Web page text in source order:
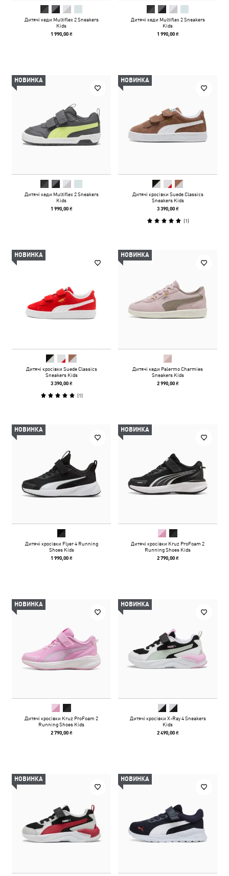
Дитячі кеди Multiflex 2 Sneakers
Kids
1 990,00 ₴
Дитячі кеди Multiflex 2 Sneakers
Kids
1 990,00 ₴
НОВИНКА
Дитячі кеди Multiflex 2 Sneakers
Kids
1 990,00 ₴
НОВИНКА
Дитячі кросівки Suede Classics
Sneakers Kids
3 390,00 ₴
(1)
НОВИНКА
Дитячі кросівки Suede Classics
Sneakers Kids
3 390,00 ₴
(1)
НОВИНКА
Дитячі кеди Palermo Charmies
Sneakers Kids
2 990,00 ₴
НОВИНКА
Дитячі кросівки Flyer 4 Running
Shoes Kids
1 990,00 ₴
НОВИНКА
Дитячі кросівки Kruz ProFoam 2
Running Shoes Kids
2 790,00 ₴
НОВИНКА
Дитячі кросівки Kruz ProFoam 2
Running Shoes Kids
2 790,00 ₴
НОВИНКА
Дитячі кросівки X-Ray 4 Sneakers
Kids
2 490,00 ₴
НОВИНКА НОВИНКА